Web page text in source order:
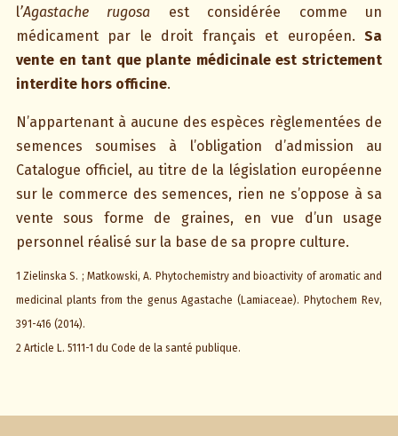
l’Agastache rugosa est considérée comme un
médicament par le droit français et européen.Sa
vente en tant que plante médicinale est strictement
interdite hors officine.
N’appartenant à aucune des espèces règlementées de
semences soumises à l’obligation d’admission au
Catalogue officiel, au titre de la législation européenne
sur le commerce des semences, rien ne s’oppose à sa
vente sous forme de graines, en vue d’un usage
personnel réalisé sur la base de sa propre culture.
1 Zielinska S. ; Matkowski, A. Phytochemistry and bioactivity of aromatic and
medicinal plants from the genus Agastache (Lamiaceae). Phytochem Rev,
391-416 (2014).
2 Article L. 5111-1 du Code de la santé publique.